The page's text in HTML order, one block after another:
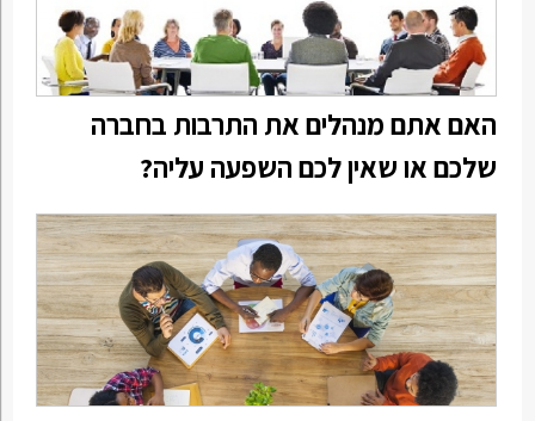
האם אתם מנהלים את התרבות בחברה
שלכם או שאין לכם השפעה עליה?